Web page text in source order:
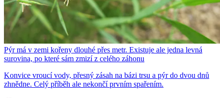
Pýr má v zemi kořeny dlouhé přes metr. Existuje ale jedna levná
surovina, po které sám zmizí z celého záhonu
Konvice vroucí vody, přesný zásah na bázi trsu a pýr do dvou dnů
zhnědne. Celý příběh ale nekončí prvním spařením.